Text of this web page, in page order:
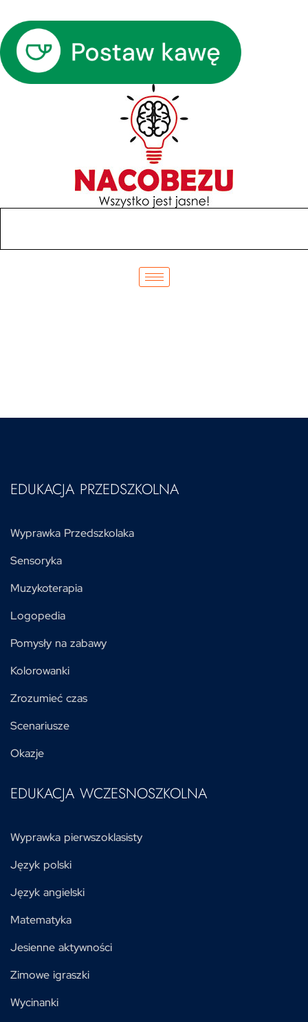
EDUKACJA PRZEDSZKOLNA
Wyprawka Przedszkolaka
Sensoryka
Muzykoterapia
Logopedia
Pomysły na zabawy
Kolorowanki
Zrozumieć czas
Scenariusze
Okazje
EDUKACJA WCZESNOSZKOLNA
Wyprawka pierwszoklasisty
Język polski
Język angielski
Matematyka
Jesienne aktywności
Zimowe igraszki
Wycinanki